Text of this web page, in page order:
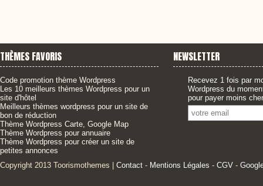
THÈMES FAVORIS
Code promotion thème Wordpress
Les 10 meilleurs thèmes Wordpress pour un
site d'hôtel
Meilleurs thèmes wordpress pour un site de
bon de réduction
Thème Wordpress Carte, Google Map
Thème Wordpress pour annuaire
Thème Wordpress pour créer un site de
petites annonces
NEWSLETTER
Recevez 1 fois par
Wordpress du
pour payer moins
Copyright 2013 Toorismothemes | Contact - Mentions Légales - CGV -